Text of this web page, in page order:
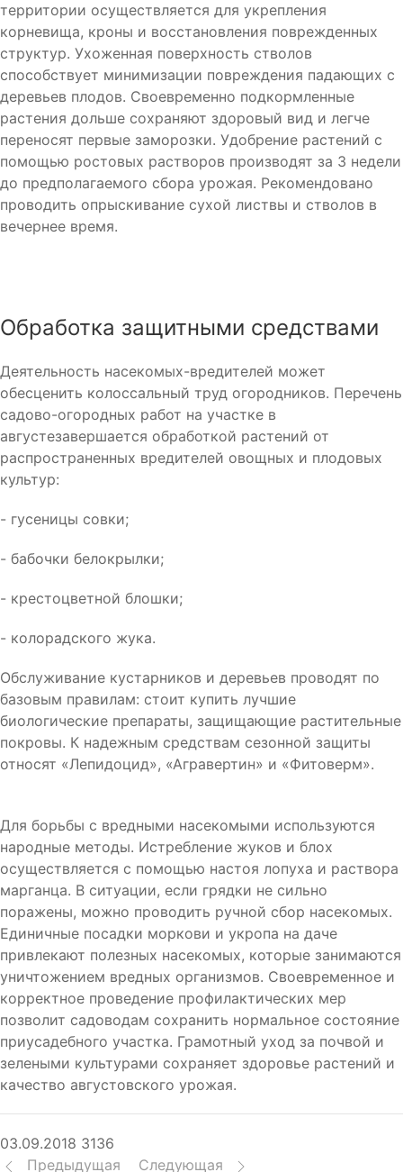
территории осуществляется для укрепления
корневища, кроны и восстановления поврежденных
структур. Ухоженная поверхность стволов
способствует минимизации повреждения падающих с
деревьев плодов. Своевременно подкормленные
растения дольше сохраняют здоровый вид и легче
переносят первые заморозки. Удобрение растений с
помощью ростовых растворов производят за 3 недели
до предполагаемого сбора урожая. Рекомендовано
проводить опрыскивание сухой листвы и стволов в
вечернее время.
Обработка защитными средствами
Деятельность насекомых-вредителей может
обесценить колоссальный труд огородников. Перечень
садово-огородных работ на участке в
августезавершается обработкой растений от
распространенных вредителей овощных и плодовых
культур:
- гусеницы совки;
- бабочки белокрылки;
- крестоцветной блошки;
- колорадского жука.
Обслуживание кустарников и деревьев проводят по
базовым правилам: стоит купить лучшие
биологические препараты, защищающие растительные
покровы. К надежным средствам сезонной защиты
относят «Лепидоцид», «Агравертин» и «Фитоверм».
Для борьбы с вредными насекомыми используются
народные методы. Истребление жуков и блох
осуществляется с помощью настоя лопуха и раствора
марганца. В ситуации, если грядки не сильно
поражены, можно проводить ручной сбор насекомых.
Единичные посадки моркови и укропа на даче
привлекают полезных насекомых, которые занимаются
уничтожением вредных организмов. Своевременное и
корректное проведение профилактических мер
позволит садоводам сохранить нормальное состояние
приусадебного участка. Грамотный уход за почвой и
зелеными культурами сохраняет здоровье растений и
качество августовского урожая.
03.09.2018 3136
Предыдущая
Следующая